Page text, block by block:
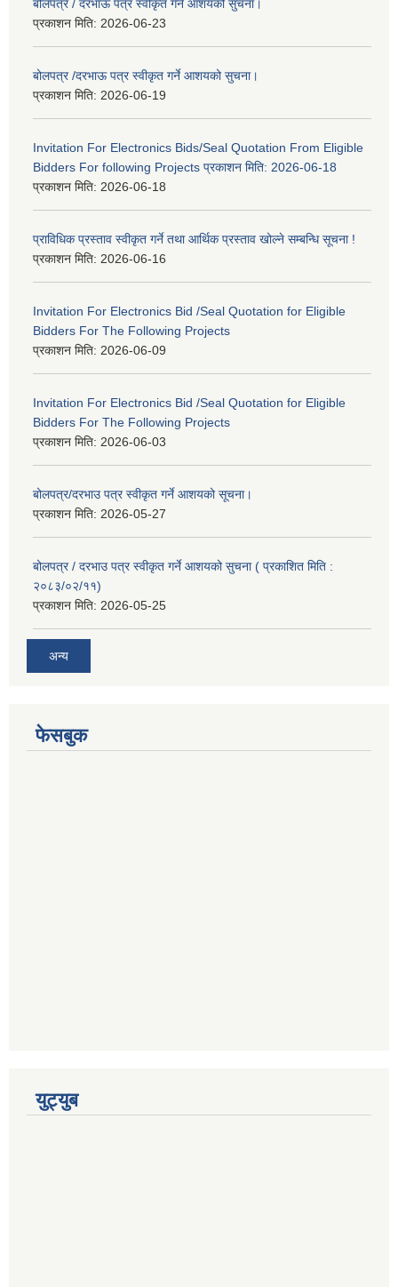
बोलपत्र / दरभाऊ पत्र स्वीकृत गर्ने आशयको सुचना।
प्रकाशन मिति: 2026-06-23
बोलपत्र /दरभाऊ पत्र स्वीकृत गर्ने आशयको सुचना।
प्रकाशन मिति: 2026-06-19
Invitation For Electronics Bids/Seal Quotation From Eligible
Bidders For following Projects प्रकाशन मिति: 2026-06-18
प्रकाशन मिति: 2026-06-18
प्राविधिक प्रस्ताव स्वीकृत गर्ने तथा आर्थिक प्रस्ताव खोल्ने सम्बन्धि सूचना !
प्रकाशन मिति: 2026-06-16
Invitation For Electronics Bid /Seal Quotation for Eligible
Bidders For The Following Projects
प्रकाशन मिति: 2026-06-09
Invitation For Electronics Bid /Seal Quotation for Eligible
Bidders For The Following Projects
प्रकाशन मिति: 2026-06-03
बोलपत्र/दरभाउ पत्र स्वीकृत गर्ने आशयको सूचना।
प्रकाशन मिति: 2026-05-27
बोलपत्र / दरभाउ पत्र स्वीकृत गर्ने आशयको सुचना ( प्रकाशित मिति :
२०८३/०२/११)
प्रकाशन मिति: 2026-05-25
अन्य
फेसबुक
युट्युब